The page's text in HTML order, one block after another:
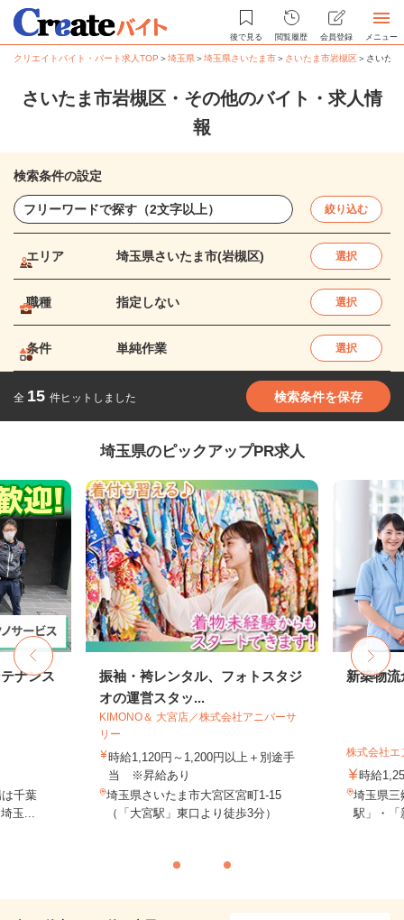
後で見る 閲覧履歴 会員登録 メニュー
クリエイトバイト・パート求人TOP ＞埼玉県＞埼玉県さいたま市＞ さいたま市岩槻区＞ さいた
さいたま市岩槻区・その他のバイト・求人情
報
検索条件の設定
絞り込む
エリア 埼玉県さいたま市(岩槻区) 選択
職種 指定しない 選択
条件 単純作業 選択
全 15 件ヒットしました 検索条件を保存
埼玉県のピックアップPR求人
ナンス
千葉
玉...
振袖・袴レンタル、フォトスタジ
オの運営スタッ...
KIMONO＆ 大宮店／株式会社アニバーサ
リー
時給1,120円～1,200円以上＋別途手
当 ※昇給あり
埼玉県さいたま市大宮区宮町1-15
（「大宮駅」東口より徒歩3分）
新築物
株式会社エ
時給
埼玉県三
駅」・「